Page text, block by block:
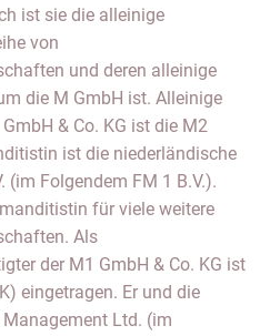
ist sie die alleinige
von
und deren alleinige
die M GmbH ist. Alleinige
& Co. KG ist die M2
ist die niederländische
(im Folgendem FM 1 B.V.).
für viele weitere
Als
der M1 GmbH & Co. KG ist
eingetragen. Er und die
Ltd. (im